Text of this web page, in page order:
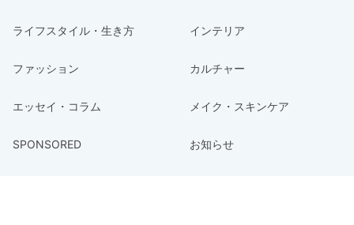
ライフスタイル・生き方 インテリア
ファッション カルチャー
エッセイ・コラム メイク・スキンケア
SPONSORED お知らせ